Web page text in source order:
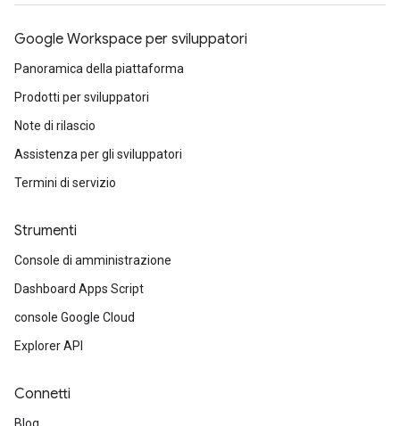
Google Workspace per sviluppatori
Panoramica della piattaforma
Prodotti per sviluppatori
Note di rilascio
Assistenza per gli sviluppatori
Termini di servizio
Strumenti
Console di amministrazione
Dashboard Apps Script
console Google Cloud
Explorer API
Connetti